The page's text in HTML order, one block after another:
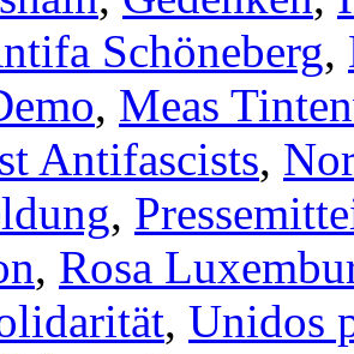
Schöneberg,
, Meas
Antifascists,
,
, Rosa
, Unidos